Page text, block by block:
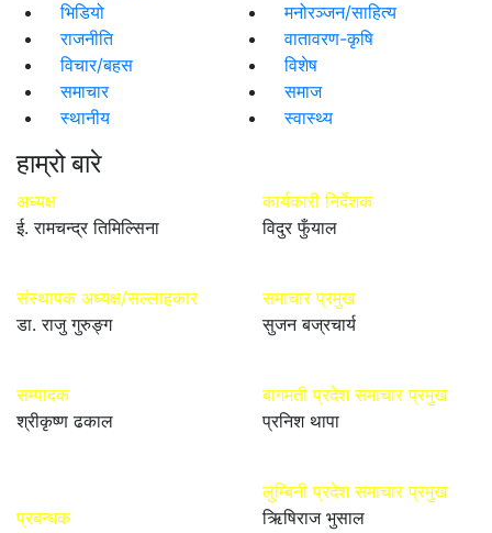
भिडियो
मनोरञ्जन/साहित्य
राजनीति
वातावरण-कृषि
विचार/बहस
विशेष
समाचार
समाज
स्थानीय
स्वास्थ्य
हाम्रो बारे
अध्यक्ष
ई. रामचन्द्र तिमिल्सिना
संस्थापक अध्यक्ष/सल्लाहकार
डा. राजु गुरुङ्ग
सम्पादक
श्रीकृष्ण ढकाल
प्रबन्धक
कार्यकारी निर्देशक
विदुर फुँयाल
समाचार प्रमुख
सुजन बज्रचार्य
बागमती प्रदेश समाचार प्रमुख
प्रनिश थापा
लुम्बिनी प्रदेश समाचार प्रमुख
ऋिषिराज भुसाल